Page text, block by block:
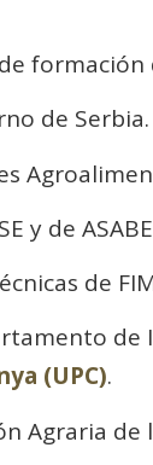
formación
de Serbia.
y de
de
(UPC).
Agraria de